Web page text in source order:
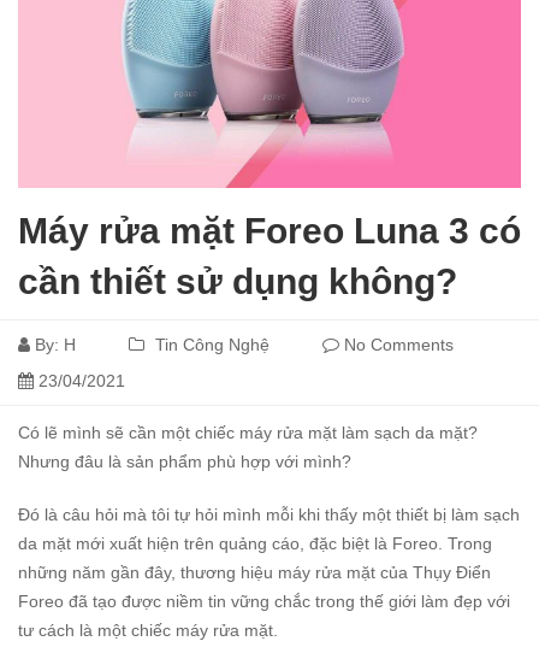
Máy rửa mặt Foreo Luna 3 có
cần thiết sử dụng không?
By: H Tin Công Nghệ
No Comments
23/04/2021
Có lẽ mình sẽ cần một chiếc máy rửa mặt làm sạch da mặt?
Nhưng đâu là sản phẩm phù hợp với mình?
Đó là câu hỏi mà tôi tự hỏi mình mỗi khi thấy một thiết bị làm sạch
da mặt mới xuất hiện trên quảng cáo, đặc biệt là Foreo. Trong
những năm gần đây, thương hiệu máy rửa mặt của Thụy Điển
Foreo đã tạo được niềm tin vững chắc trong thế giới làm đẹp với
tư cách là một chiếc máy rửa mặt.